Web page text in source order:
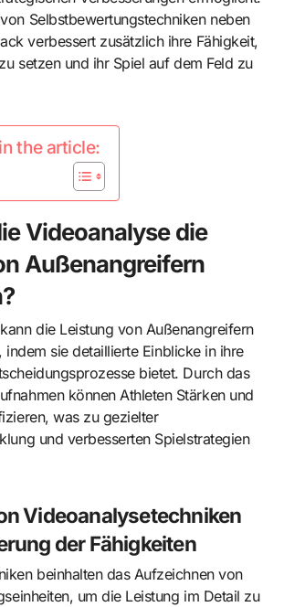
Selbstbewertungstechniken neben
verbessert zusätzlich ihre Fähigkeit,
setzen und ihr Spiel auf dem Feld zu
the article:
Videoanalyse die
Außenangreifern
die Leistung von Außenangreifern
indem sie detaillierte Einblicke in ihre
bietet. Durch das
können Athleten Stärken und
was zu gezielter
und verbesserten Spielstrategien
Videoanalysetechniken
der Fähigkeiten
beinhalten das Aufzeichnen von
um die Leistung im Detail zu